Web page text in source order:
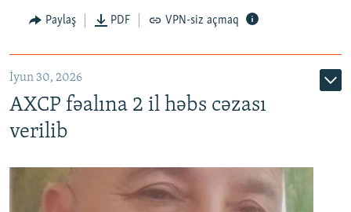
Paylaş PDF VPN-siz açmaq
İyun 30, 2026
AXCP fəalına 2 il həbs cəzası
verilib